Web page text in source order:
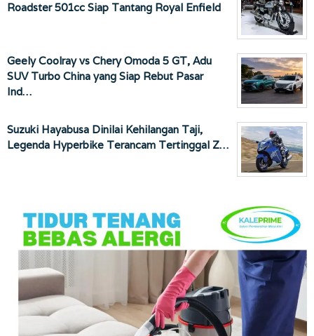
Roadster 501cc Siap Tantang Royal Enfield
Geely Coolray vs Chery Omoda 5 GT, Adu
SUV Turbo China yang Siap Rebut Pasar
Ind…
Suzuki Hayabusa Dinilai Kehilangan Taji,
Legenda Hyperbike Terancam Tertinggal Z…